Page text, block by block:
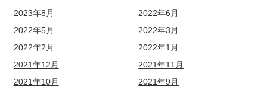
2023年8月
2022年6月
2022年5月
2022年3月
2022年2月
2022年1月
2021年12月
2021年11月
2021年10月
2021年9月